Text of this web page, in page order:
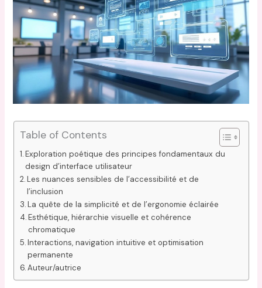
Table of Contents
Exploration poétique des principes fondamentaux du
design d’interface utilisateur
Les nuances sensibles de l’accessibilité et de
l’inclusion
La quête de la simplicité et de l’ergonomie éclairée
Esthétique, hiérarchie visuelle et cohérence
chromatique
Interactions, navigation intuitive et optimisation
permanente
Auteur/autrice